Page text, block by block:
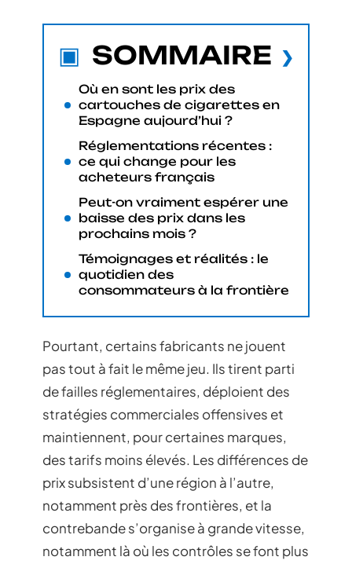
SOMMAIRE
Où en sont les prix des
cartouches de cigarettes en
Espagne aujourd’hui ?
Réglementations récentes :
ce qui change pour les
acheteurs français
Peut-on vraiment espérer une
baisse des prix dans les
prochains mois ?
Témoignages et réalités : le
quotidien des
consommateurs à la frontière
Pourtant, certains fabricants ne jouent
pas tout à fait le même jeu. Ils tirent parti
de failles réglementaires, déploient des
stratégies commerciales offensives et
maintiennent, pour certaines marques,
des tarifs moins élevés. Les différences de
prix subsistent d’une région à l’autre,
notamment près des frontières, et la
contrebande s’organise à grande vitesse,
notamment là où les contrôles se font plus